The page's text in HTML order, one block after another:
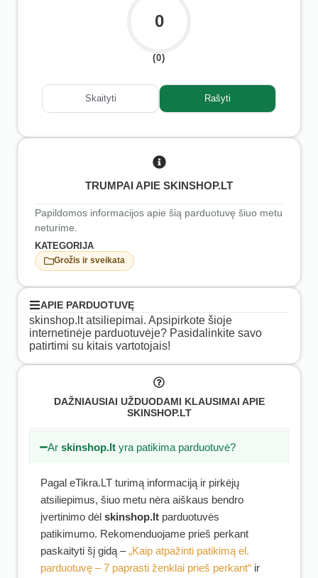
0
(0)
Skaityti Rašyti
TRUMPAI APIE SKINSHOP.LT
Papildomos informacijos apie šią parduotuvę šiuo metu
neturime.
KATEGORIJA
Grožis ir sveikata
APIE PARDUOTUVĘ
skinshop.lt atsiliepimai. Apsipirkote šioje
internetinėje parduotuvėje? Pasidalinkite savo
patirtimi su kitais vartotojais!
DAŽNIAUSIAI UŽDUODAMI KLAUSIMAI APIE
SKINSHOP.LT
Arskinshop.lt yra patikima parduotuvė?
Pagal eTikra.LT turimą informaciją ir pirkėjų
atsiliepimus, šiuo metu nėra aiškaus bendro
įvertinimo dėl skinshop.lt parduotuvės
patikimumo. Rekomenduojame prieš perkant
paskaityti šį gidą –„Kaip atpažinti patikimą el.
parduotuvę – 7 paprasti ženklai prieš perkant“ ir